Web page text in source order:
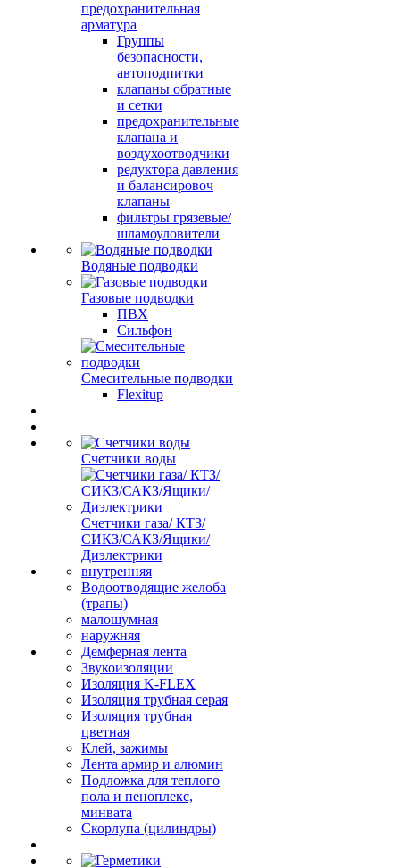
предохранительная
арматура
Группы
безопасности,
автоподпитки
клапаны обратные
и сетки
предохранительные
клапана и
воздухоотводчики
редуктора давления
и балансировоч
клапаны
фильтры грязевые/
шламоуловители
Водяные подводки
Газовые подводки
ПВХ
Сильфон
Смесительные подводки
Flexitup
Счетчики воды
Счетчики газа/ КТЗ/
СИКЗ/САКЗ/Ящики/
Диэлектрики
внутренняя
Водоотводящие желоба
(трапы)
малошумная
наружняя
Демферная лента
Звукоизоляции
Изоляция K-FLEX
Изоляция трубная серая
Изоляция трубная
цветная
Клей, зажимы
Лента армир и алюмин
Подложка для теплого
пола и пеноплекс,
минвата
Скорлупа (цилиндры)